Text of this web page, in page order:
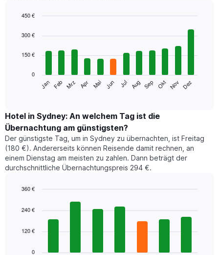
chart
bars.
folgende
den
durchschnittlichen
Zimmerpreis
im
jeweiligen
Monat
an.
Diagramm
die
graphic.
Jan Feb Mrz Apr Mai Jun Jul Aug Sep Okt Nov Dez
0
150 €
300 €
450 €
Hotel in Sydney: An welchem Tag ist die
Übernachtung am günstigsten?
Der günstigste Tag, um in Sydney zu übernachten, ist Freitag
(180 €). Andererseits können Reisende damit rechnen, an
einem Dienstag am meisten zu zahlen. Dann beträgt der
durchschnittliche Übernachtungspreis 294 €.
chart
bars.
0
120 €
240 €
360 €